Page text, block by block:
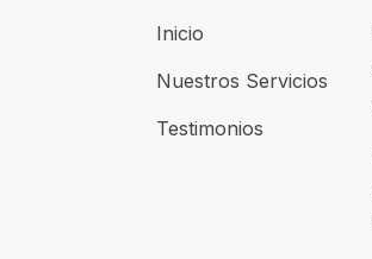
Inicio
Nuestros Servicios
Testimonios